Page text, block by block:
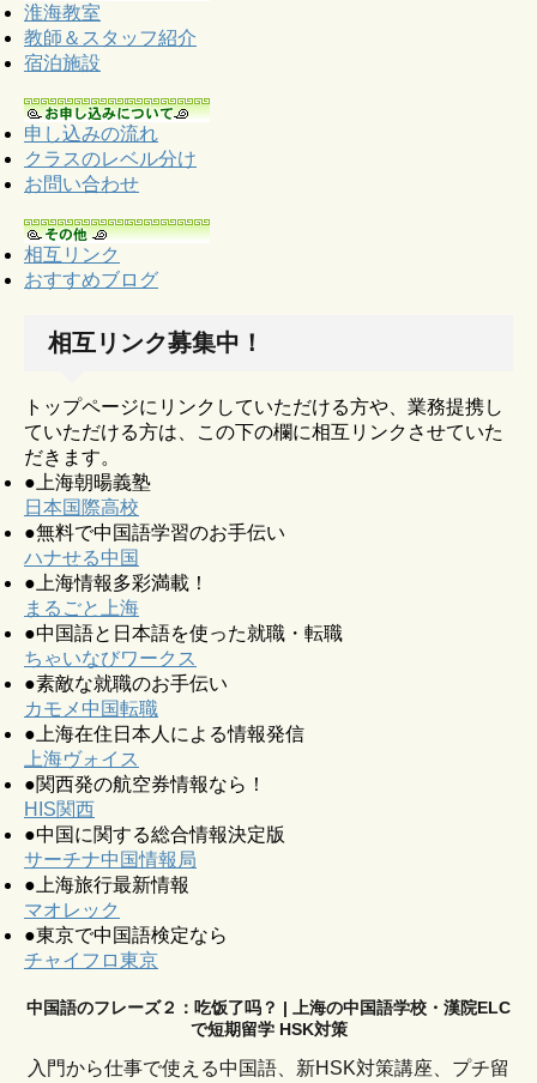
淮海教室
教師＆スタッフ紹介
宿泊施設
申し込みの流れ
クラスのレベル分け
お問い合わせ
相互リンク
おすすめブログ
相互リンク募集中！
トップページにリンクしていただける方や、業務提携し
ていただける方は、この下の欄に相互リンクさせていた
だきます。
●上海朝暘義塾
日本国際高校
●無料で中国語学習のお手伝い
ハナせる中国
●上海情報多彩満載！
まるごと上海
●中国語と日本語を使った就職・転職
ちゃいなびワークス
●素敵な就職のお手伝い
カモメ中国転職
●上海在住日本人による情報発信
上海ヴォイス
●関西発の航空券情報なら！
HIS関西
●中国に関する総合情報決定版
サーチナ中国情報局
●上海旅行最新情報
マオレック
●東京で中国語検定なら
チャイフロ東京
中国語のフレーズ２：吃饭了吗？ | 上海の中国語学校・漢院ELC
で短期留学 HSK対策
入門から仕事で使える中国語、新HSK対策講座、プチ留